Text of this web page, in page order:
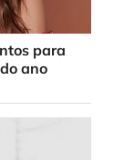
para
ano